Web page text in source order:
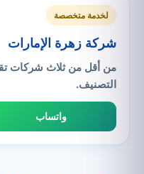
لخدمة متخصصة
شركة زهرة الإمارات
من أقل من ثلاث شركات
التصنيف.
واتساب